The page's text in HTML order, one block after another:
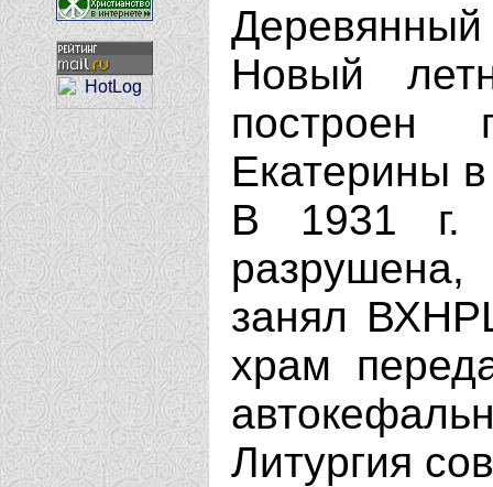
Новый
построен
Екатерины
В 1931 г.
занял
храм
Литургия